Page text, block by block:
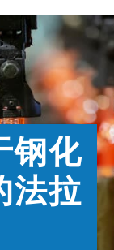
钢化
法拉